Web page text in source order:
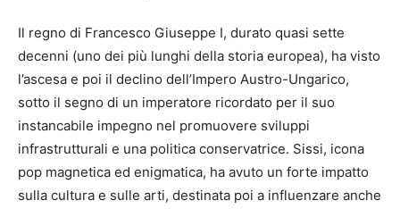
Il regno di Francesco Giuseppe I, durato quasi sette
decenni (uno dei più lunghi della storia europea), ha visto
l’ascesa e poi il declino dell’Impero Austro-Ungarico,
sotto il segno di un imperatore ricordato per il suo
instancabile impegno nel promuovere sviluppi
infrastrutturali e una politica conservatrice. Sissi, icona
pop magnetica ed enigmatica, ha avuto un forte impatto
sulla cultura e sulle arti, destinata poi a influenzare anche